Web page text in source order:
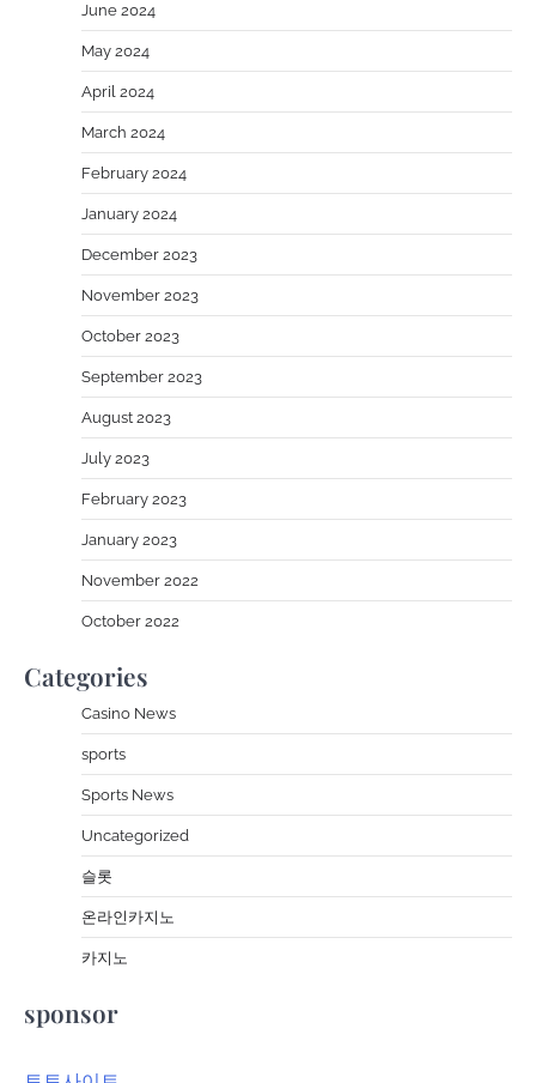
June 2024
May 2024
April 2024
March 2024
February 2024
January 2024
December 2023
November 2023
October 2023
September 2023
August 2023
July 2023
February 2023
January 2023
November 2022
October 2022
Categories
Casino News
sports
Sports News
Uncategorized
슬롯
온라인카지노
카지노
sponsor